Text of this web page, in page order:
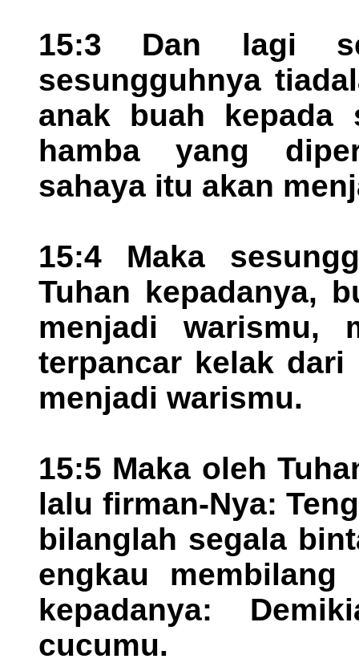
15:3 Dan lagi
sesungguhnya
anak buah kepada
hamba yang
sahaya itu akan
15:4 Maka
Tuhan kepadanya,
menjadi warismu,
terpancar kelak
menjadi warismu.
15:5 Maka oleh
lalu firman-Nya:
bilanglah segala
engkau
kepadanya:
cucumu.